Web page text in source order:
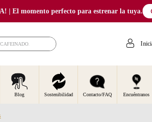
| El momento perfecto para estrenar la tuya.
Blog Sostenibilidad Contacto/FAQ Encuéntranos